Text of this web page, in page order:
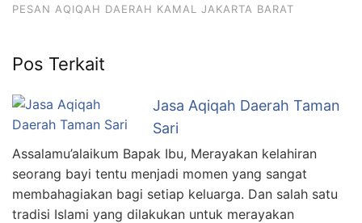
PESAN AQIQAH DAERAH KAMAL JAKARTA BARAT
Pos Terkait
Jasa Aqiqah Daerah Taman
Sari
Assalamu’alaikum Bapak Ibu, Merayakan kelahiran
seorang bayi tentu menjadi momen yang sangat
membahagiakan bagi setiap keluarga. Dan salah satu
tradisi Islami yang dilakukan untuk merayakan